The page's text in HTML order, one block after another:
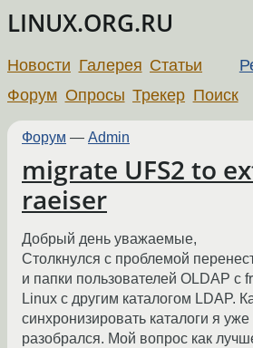
LINUX.ORG.RU
Новости Галерея Статьи
Форум Опросы Трекер Поиск
Форум — Admin
migrate UFS2 to
raeiser
Добрый день уважаемые,
Столкнулся с проблемой
и папки пользователей OLDAP с
Linux с другим каталогом LDAP.
синхронизировать каталоги я уже
разобрался. Мой вопрос как